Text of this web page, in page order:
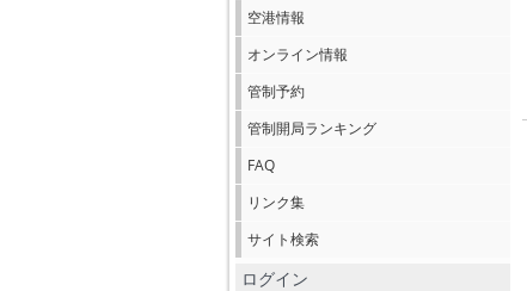
空港情報
オンライン情報
管制予約
管制開局ランキング
FAQ
リンク集
サイト検索
ログイン